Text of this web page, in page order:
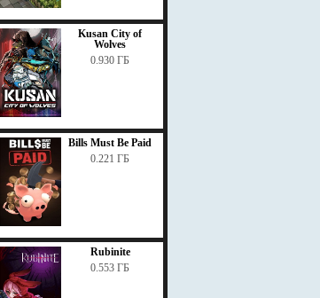
Kusan City of
Wolves
0.930 ГБ
Bills Must Be Paid
0.221 ГБ
Rubinite
0.553 ГБ